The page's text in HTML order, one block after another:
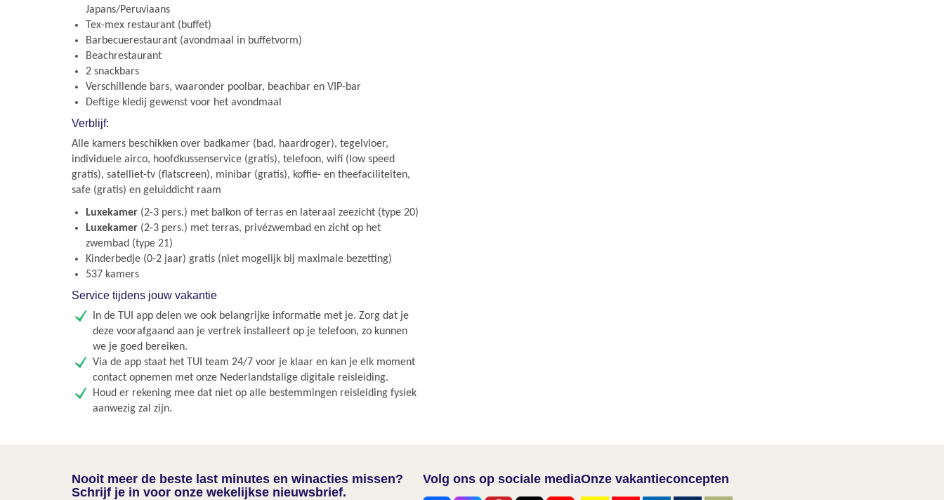
Japans/Peruviaans
Tex-mex restaurant (buffet)
Barbecuerestaurant (avondmaal in buffetvorm)
Beachrestaurant
2 snackbars
Verschillende bars, waaronder poolbar, beachbar en VIP-bar
Deftige kledij gewenst voor het avondmaal
Verblijf:
Alle kamers beschikken over badkamer (bad, haardroger), tegelvloer,
individuele airco, hoofdkussenservice (gratis), telefoon, wifi (low speed
gratis), satelliet-tv (flatscreen), minibar (gratis), koffie- en theefaciliteiten,
safe (gratis) en geluiddicht raam
Luxekamer (2-3 pers.) met balkon of terras en lateraal zeezicht (type 20)
Luxekamer (2-3 pers.) met terras, privézwembad en zicht op het
zwembad (type 21)
Kinderbedje (0-2 jaar) gratis (niet mogelijk bij maximale bezetting)
537 kamers
Service tijdens jouw vakantie
In de TUI app delen we ook belangrijke informatie met je. Zorg dat je
deze voorafgaand aan je vertrek installeert op je telefoon, zo kunnen
we je goed bereiken.
Via de app staat het TUI team 24/7 voor je klaar en kan je elk moment
contact opnemen met onze Nederlandstalige digitale reisleiding.
Houd er rekening mee dat niet op alle bestemmingen reisleiding fysiek
aanwezig zal zijn.
Nooit meer de beste last minutes en winacties missen?
Schrijf je in voor onze wekelijkse nieuwsbrief.
Volg ons op sociale mediaOnze vakantieconcepten